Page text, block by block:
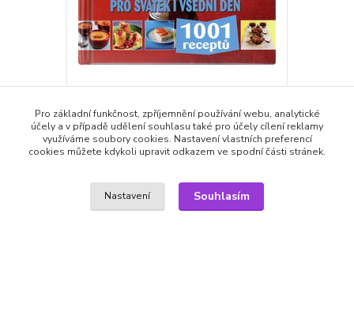
den - kniha
249,00 Kč
129,00 Kč/ks
129,00 Kčbez DPH skladem
Pro základní funkčnost, zpříjemnění používání webu, analytické
účely a v případě udělení souhlasu také pro účely cílení reklamy
využíváme soubory cookies. Nastavení vlastních preferencí
cookies můžete kdykoli upravit odkazem ve spodní části stránek.
Nastavení Souhlasím